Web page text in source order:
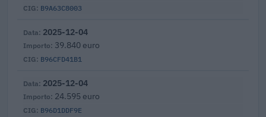
B9A63C8003
B96CFD41B1
2025-12-04
39.840 euro
B96D1DDF9E
2025-12-04
24.595 euro